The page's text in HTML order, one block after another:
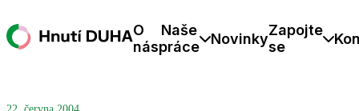
O
nás
Naše
práce
NovinkyZapojte
se